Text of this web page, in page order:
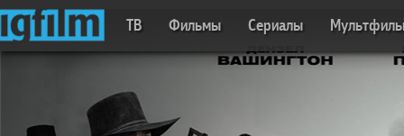
ТВ Фильмы Сериалы